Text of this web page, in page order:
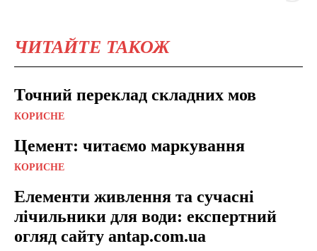
ЧИТАЙТЕ ТАКОЖ
Точний переклад складних мов
КОРИСНЕ
Цемент: читаємо маркування
КОРИСНЕ
Елементи живлення та сучасні
лічильники для води: експертний
огляд сайту antap.com.ua